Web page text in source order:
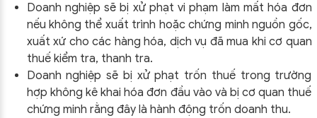
Doanh nghiệp sẽ bị xử phạt vi phạm làm mất hóa đơn
nếu không thể xuất trình hoặc chứng minh nguồn gốc,
xuất xứ cho các hàng hóa, dịch vụ đã mua khi cơ quan
thuế kiểm tra, thanh tra.
Doanh nghiệp sẽ bị xử phạt trốn thuế trong trường
hợp không kê khai hóa đơn đầu vào và bị cơ quan thuế
chứng minh rằng đây là hành động trốn doanh thu.